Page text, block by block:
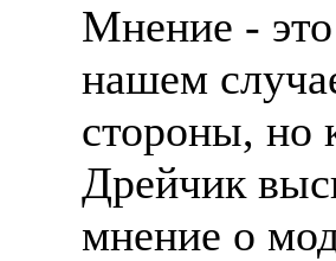
Мнение -
нашем
стороны, но
Дрейчик
мнение о